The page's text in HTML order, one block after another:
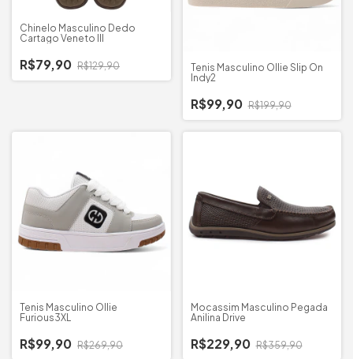
Chinelo Masculino Dedo
Cartago Veneto III
R$79,90 R$129,90
Tenis Masculino Ollie Slip On
Indy2
R$99,90 R$199,90
Tenis Masculino Ollie
Furious3XL
R$99,90 R$269,90
Mocassim Masculino Pegada
Anilina Drive
R$229,90 R$359,90